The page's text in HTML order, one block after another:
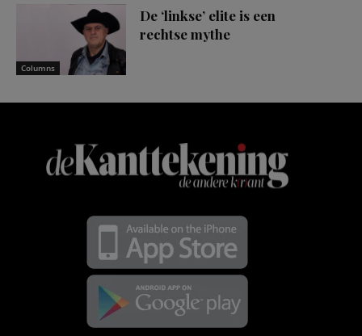
Columns
De ‘linkse’ elite is een
rechtse mythe